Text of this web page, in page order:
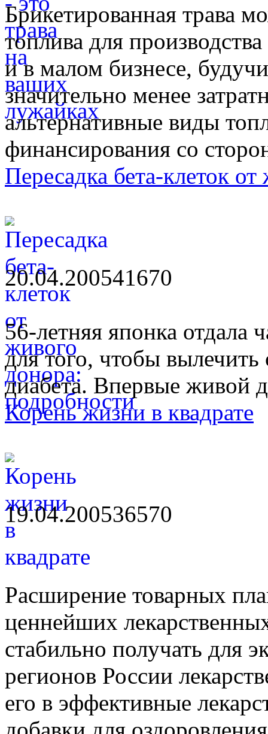
Брикетированная трава
топлива для
и в малом бизнесе,
значительно менее
альтернативные виды
финансирования со
Пересадка бета-клеток
20.04.200541670
56-летняя японка отдала
для того, чтобы
диабета. Впервые живой
Корень жизни в квадрате
19.04.200536570
Расширение товарных
ценнейших
стабильно получать для
регионов России
его в эффективные